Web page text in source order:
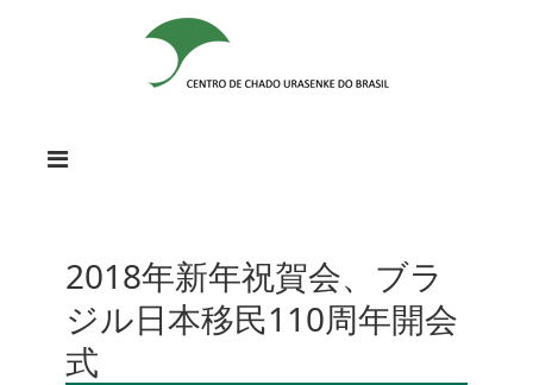
2018年新年祝賀会、ブラ
ジル日本移民110周年開会
式